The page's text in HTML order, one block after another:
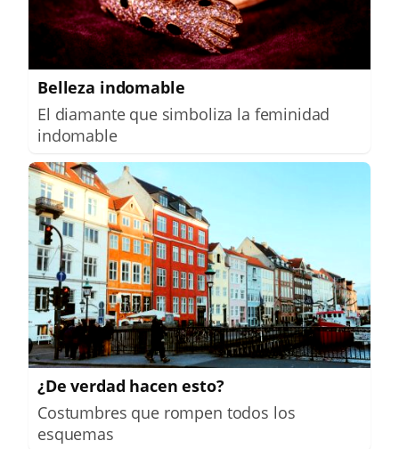
Belleza indomable
El diamante que simboliza la feminidad
indomable
¿De verdad hacen esto?
Costumbres que rompen todos los
esquemas